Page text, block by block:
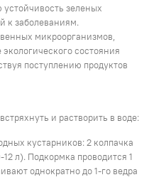
зеленых
к заболеваниям.
микроорганизмов,
состояния
поступлению продуктов
и растворить в воде:
кустарников: 2 колпачка
л). Подкормка проводится 1
однократно до 1-го ведра